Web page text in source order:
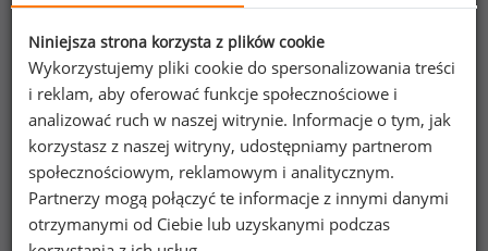
72%
prywatna opieka medyczna dla pracownika
Niniejsza strona korzysta z plików cookie
Wykorzystujemy pliki cookie do spersonalizowania treści
i reklam, aby oferować funkcje społecznościowe i
analizować ruch w naszej witrynie. Informacje o tym, jak
korzystasz z naszej witryny, udostępniamy partnerom
społecznościowym, reklamowym i analitycznym.
Partnerzy mogą połączyć te informacje z innymi danymi
otrzymanymi od Ciebie lub uzyskanymi podczas